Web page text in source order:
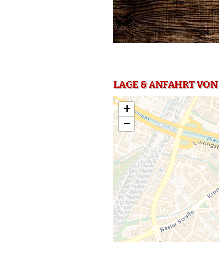
LAGE & ANFAHRT
+
−